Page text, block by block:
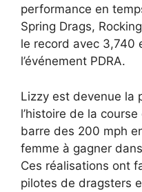
performance en
Spring Drags,
le record avec 3,740
l’événement PDRA.
Lizzy est devenue la
l’histoire de la
barre des 200 mph
femme à gagner
Ces réalisations ont
pilotes de dragsters